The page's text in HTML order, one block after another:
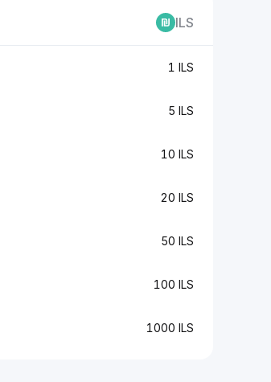
ILS
1 ILS
5 ILS
10 ILS
20 ILS
50 ILS
100 ILS
1000 ILS